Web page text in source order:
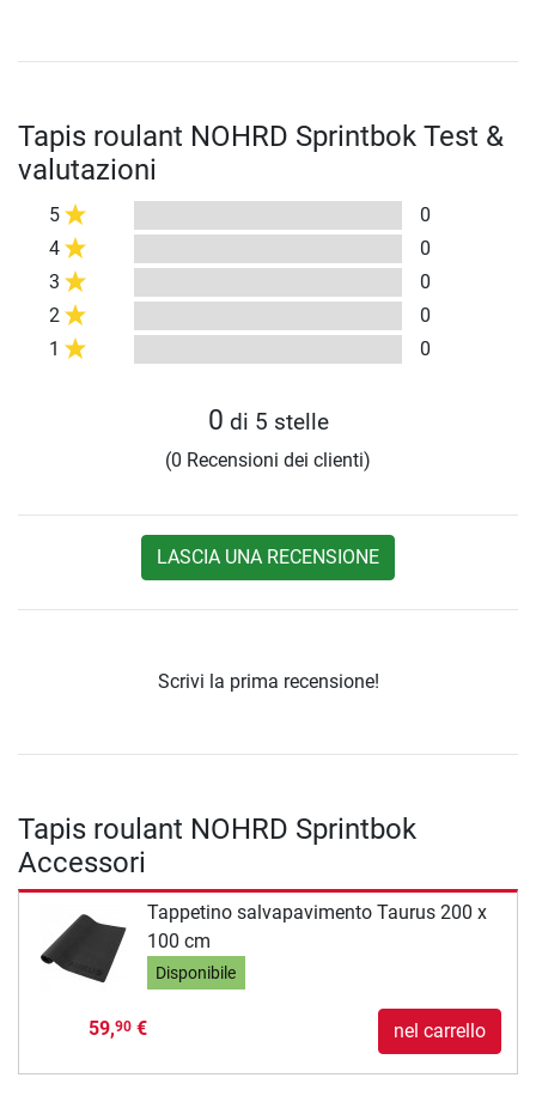
Tapis roulant NOHRD Sprintbok Test &
valutazioni
5
0
4
0
3
0
2
0
1
0
0 di 5 stelle
(0 Recensioni dei clienti)
LASCIA UNA RECENSIONE
Scrivi la prima recensione!
Tapis roulant NOHRD Sprintbok
Accessori
Tappetino salvapavimento Taurus 200 x
100 cm
Disponibile
59,90€ nel carrello